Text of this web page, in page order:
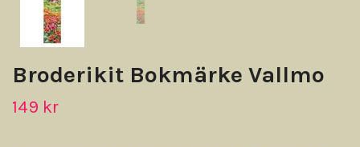
Broderikit Bokmärke Vallmo
149 kr